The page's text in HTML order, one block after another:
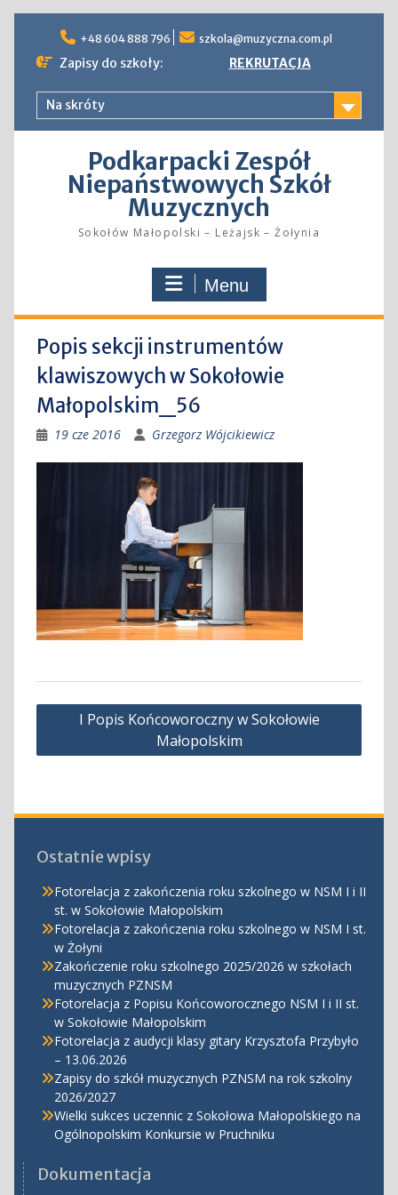
content
+48 604 888 796 szkola@muzyczna.com.pl
Zapisy do szkoły: REKRUTACJA
Na skróty
Podkarpacki Zespół
Niepaństwowych Szkół
Muzycznych
Sokołów Małopolski – Leżajsk – Żołynia
Menu
Popis sekcji instrumentów
klawiszowych w Sokołowie
Małopolskim_56
19 cze 2016 Grzegorz Wójcikiewicz
Nawigacja
I Popis Końcoworoczny w Sokołowie
Małopolskim
Ostatnie wpisy
Fotorelacja z zakończenia roku szkolnego w NSM I i II
st. w Sokołowie Małopolskim
Fotorelacja z zakończenia roku szkolnego w NSM I st.
w Żołyni
Zakończenie roku szkolnego 2025/2026 w szkołach
muzycznych PZNSM
Fotorelacja z Popisu Końcoworocznego NSM I i II st.
w Sokołowie Małopolskim
Fotorelacja z audycji klasy gitary Krzysztofa Przybyło
– 13.06.2026
Zapisy do szkół muzycznych PZNSM na rok szkolny
2026/2027
Wielki sukces uczennic z Sokołowa Małopolskiego na
Ogólnopolskim Konkursie w Pruchniku
Dokumentacja